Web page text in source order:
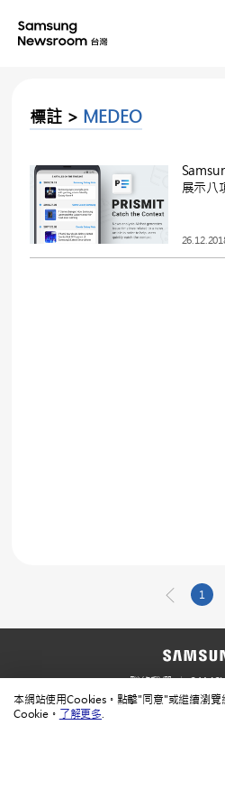
本網站使用Cookies。點擊"同意"或繼續瀏
Cookie。 了解更多
標註 > MEDEO
展示八
1
聯絡我們
使用規範
隱